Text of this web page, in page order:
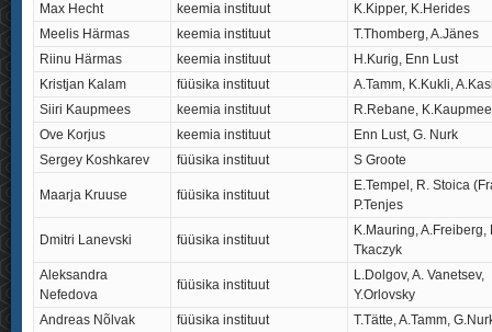
Max Hecht
keemia instituut
K.Kipper, K.Herides
Meelis Härmas
keemia instituut
T.Thomberg, A.Jänes
Riinu Härmas
keemia instituut
H.Kurig, Enn Lust
Kristjan Kalam
füüsika instituut
A.Tamm, K.Kukli,
Siiri Kaupmees
keemia instituut
R.Rebane,
Ove Korjus
keemia instituut
Enn Lust, G. Nurk
Sergey Koshkarev
füüsika instituut S Groote
Maarja Kruuse füüsika instituut
E.Tempel, R. Stoica
P.Tenjes
Dmitri Lanevski füüsika instituut
K.Mauring, A.Freiberg,
Tkaczyk
Aleksandra
Nefedova
füüsika instituut
L.Dolgov, A. Vanetsev,
Y.Orlovsky
Andreas Nõlvak
füüsika instituut
T.Tätte, A.Tamm,